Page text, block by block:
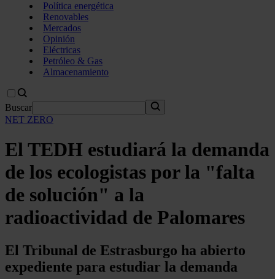
Política energética
Renovables
Mercados
Opinión
Eléctricas
Petróleo & Gas
Almacenamiento
Buscar
NET ZERO
El TEDH estudiará la demanda
de los ecologistas por la "falta
de solución" a la
radioactividad de Palomares
El Tribunal de Estrasburgo ha abierto
expediente para estudiar la demanda